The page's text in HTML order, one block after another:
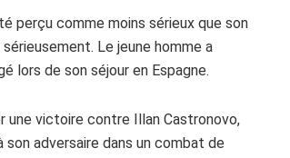
perçu comme moins sérieux que son
Le jeune homme a
lors de son séjour en Espagne.
une victoire contre Illan Castronovo,
adversaire dans un combat de